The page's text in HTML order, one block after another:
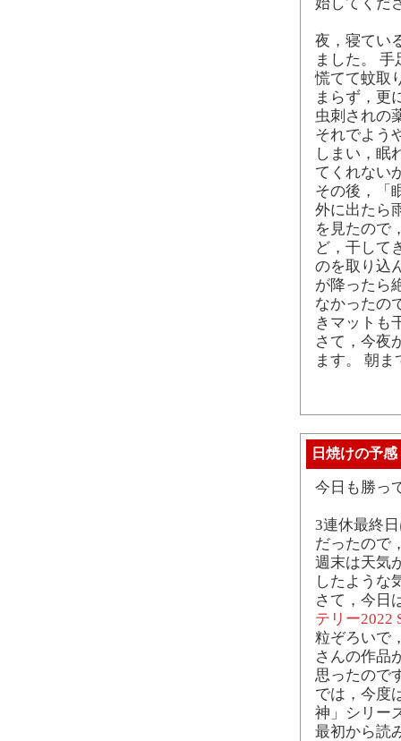
夜，寝てい
ました。
慌てて蚊取
まらず，更
虫刺されの
それでよう
しまい，眠
てくれない
その後，「
外に出たら
を見たので
ど，干して
のを取り込
が降ったら
なかったの
きマットも
さて，今夜
ます。 朝
日焼けの予感
今日も勝っ
3連休最終
だったので
週末は天気
したような
さて，今日
テリー2022
粒ぞろいで
さんの作品
思ったので
では，今度
神」シリー
最初から読